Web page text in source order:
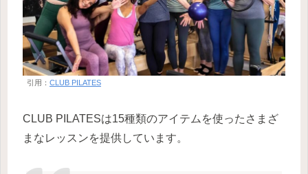
引用： CLUB PILATES
CLUB PILATESは15種類のアイテムを使ったさまざ
まなレッスンを提供しています。